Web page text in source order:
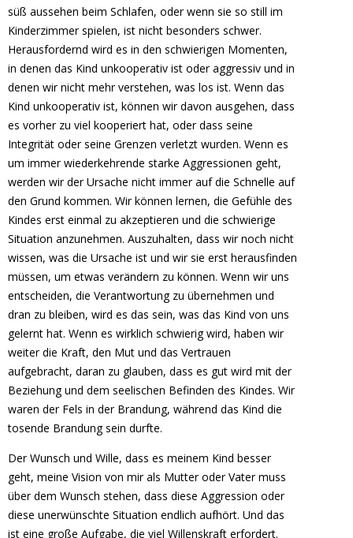
süß aussehen beim Schlafen, oder wenn sie so still im
Kinderzimmer spielen, ist nicht besonders schwer.
Herausfordernd wird es in den schwierigen Momenten,
in denen das Kind unkooperativ ist oder aggressiv und in
denen wir nicht mehr verstehen, was los ist. Wenn das
Kind unkooperativ ist, können wir davon ausgehen, dass
es vorher zu viel kooperiert hat, oder dass seine
Integrität oder seine Grenzen verletzt wurden. Wenn es
um immer wiederkehrende starke Aggressionen geht,
werden wir der Ursache nicht immer auf die Schnelle auf
den Grund kommen. Wir können lernen, die Gefühle des
Kindes erst einmal zu akzeptieren und die schwierige
Situation anzunehmen. Auszuhalten, dass wir noch nicht
wissen, was die Ursache ist und wir sie erst herausfinden
müssen, um etwas verändern zu können. Wenn wir uns
entscheiden, die Verantwortung zu übernehmen und
dran zu bleiben, wird es das sein, was das Kind von uns
gelernt hat. Wenn es wirklich schwierig wird, haben wir
weiter die Kraft, den Mut und das Vertrauen
aufgebracht, daran zu glauben, dass es gut wird mit der
Beziehung und dem seelischen Befinden des Kindes. Wir
waren der Fels in der Brandung, während das Kind die
tosende Brandung sein durfte.
Der Wunsch und Wille, dass es meinem Kind besser
geht, meine Vision von mir als Mutter oder Vater muss
über dem Wunsch stehen, dass diese Aggression oder
diese unerwünschte Situation endlich aufhört. Und das
ist eine große Aufgabe, die viel Willenskraft erfordert.